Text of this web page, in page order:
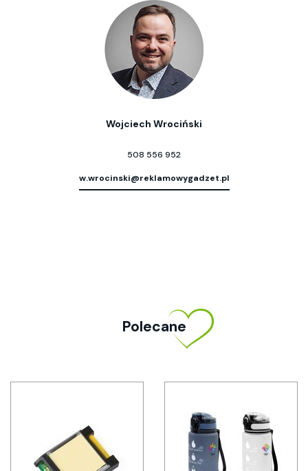
Wojciech Wrociński
508 556 952
w.wrocinski@reklamowygadzet.pl
Polecane